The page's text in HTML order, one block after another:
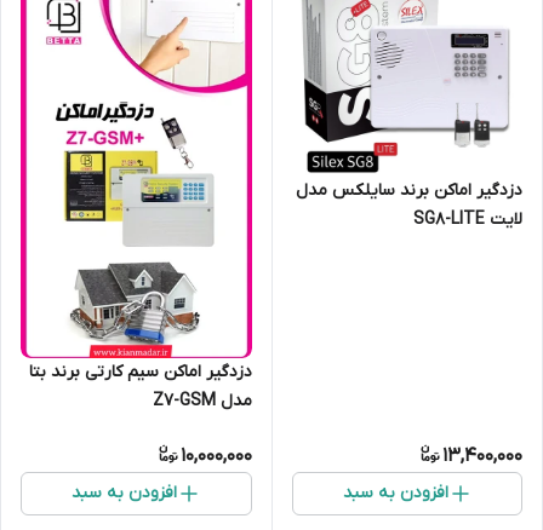
دزدگیر اماکن برند سایلکس مدل
لایت SG8-LITE
13,400,000
افزودن به سبد
دزدگیر اماکن سیم کارتی برند بتا
مدل Z7-GSM
10,000,000
افزودن به سبد